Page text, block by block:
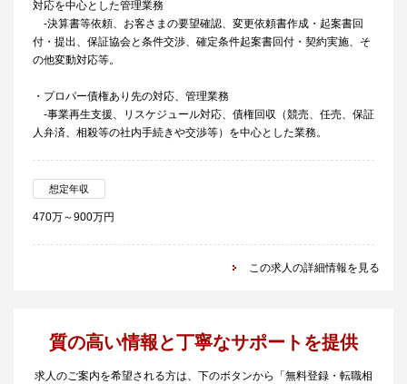
対応を中心とした管理業務
-決算書等依頼、お客さまの要望確認、変更依頼書作成・起案書回
付・提出、保証協会と条件交渉、確定条件起案書回付・契約実施、そ
の他変動対応等。
・プロパー債権あり先の対応、管理業務
-事業再生支援、リスケジュール対応、債権回収（競売、任売、保証
人弁済、相殺等の社内手続きや交渉等）を中心とした業務。
想定年収
470万～900万円
この求人の詳細情報を見る
質の高い情報と丁寧なサポートを提供
求人のご案内を希望される方は、下のボタンから「無料登録・転職相